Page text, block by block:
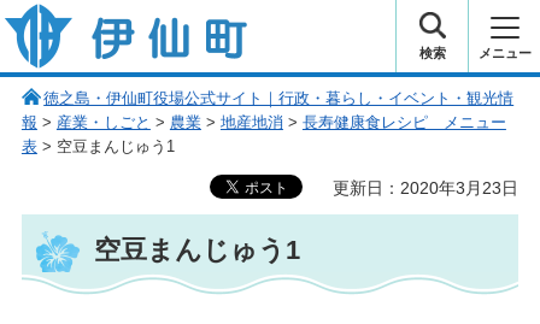
伊仙町 健康・長寿と子宝の町
検索 メニュー
徳之島・伊仙町役場公式サイト｜行政・暮らし・イベント・観光情
報 > 産業・しごと > 農業> 地産地消 > 長寿健康食レシピ メニュー
表> 空豆まんじゅう1
更新日：2020年3月23日
空豆まんじゅう1